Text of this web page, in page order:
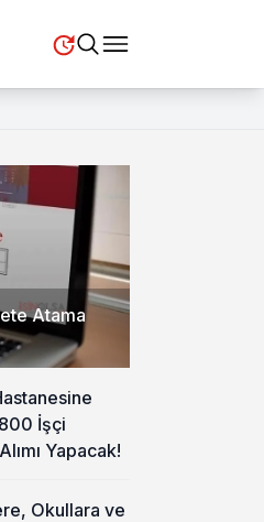
Atama
İşçi
Yapacak!
Okullara ve